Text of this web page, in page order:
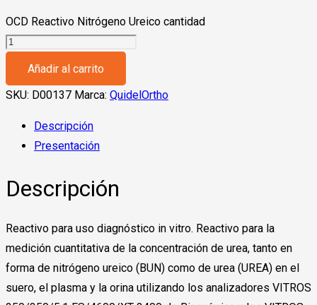
OCD Reactivo Nitrógeno Ureico cantidad
Añadir al carrito
SKU: D00137 Marca: QuidelOrtho
Descripción
Presentación
Descripción
Reactivo para uso diagnóstico in vitro. Reactivo para la
medición cuantitativa de la concentración de urea, tanto en
forma de nitrógeno ureico (BUN) como de urea (UREA) en el
suero, el plasma y la orina utilizando los analizadores VITROS